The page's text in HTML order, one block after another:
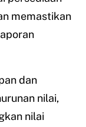
memastikan
dan
nilai,
nilai